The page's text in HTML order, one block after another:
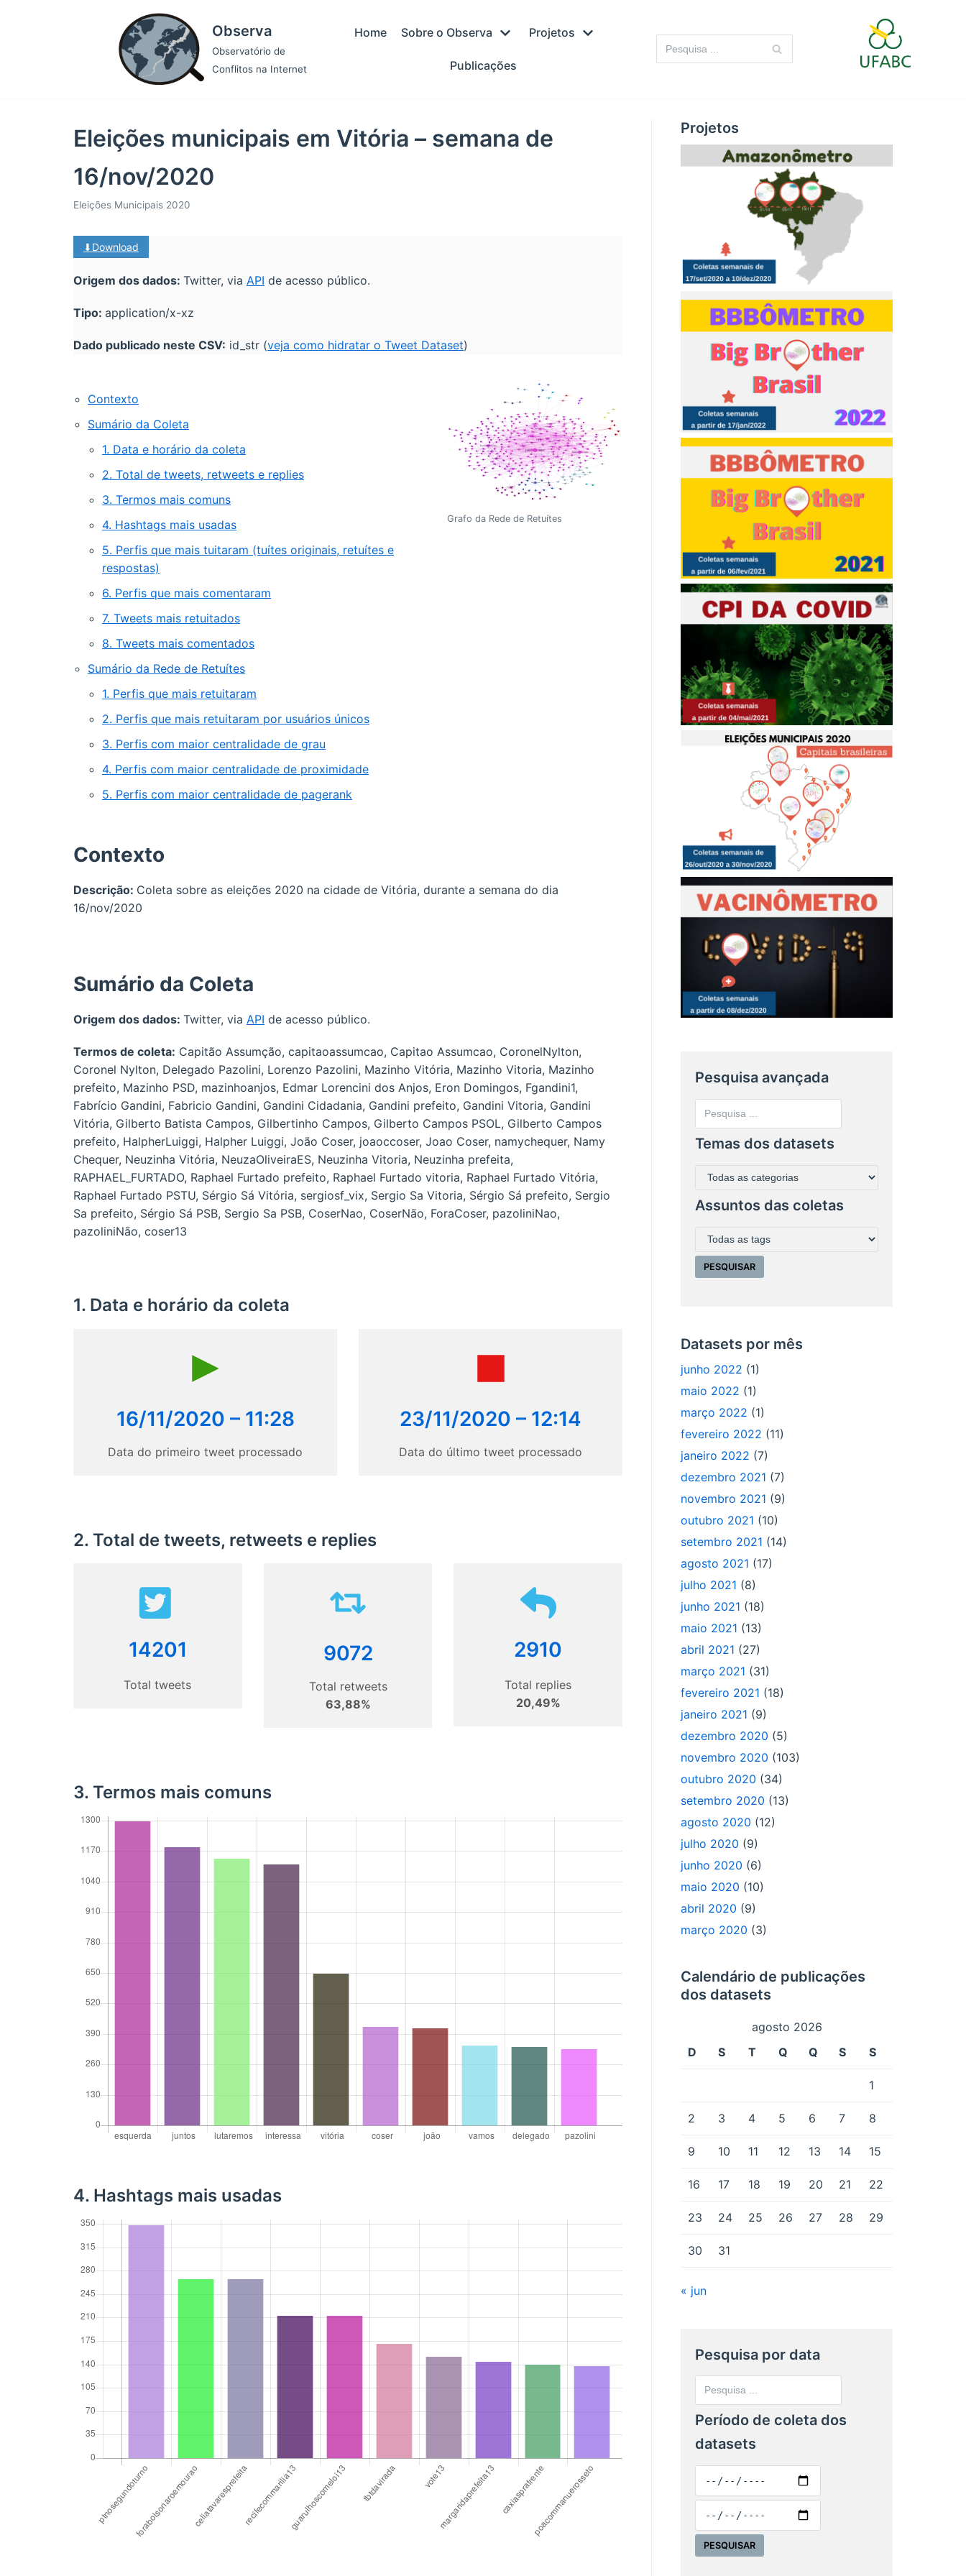
Observa
Observatório de
Conflitos na Internet
Home Sobre o Observa Projetos
Publicações
Eleições municipais em Vitória – semana de
16/nov/2020
Eleições Municipais 2020
⬇Download
Origem dos dados: Twitter, via API de acesso público.
Tipo: application/x-xz
Dado publicado neste CSV: id_str (veja como hidratar o Tweet Dataset)
Contexto
Sumário da Coleta
1. Data e horário da coleta
2. Total de tweets, retweets e replies
3. Termos mais comuns
4. Hashtags mais usadas
5. Perfis que mais tuitaram (tuítes originais, retuítes e
respostas)
6. Perfis que mais comentaram
7. Tweets mais retuitados
8. Tweets mais comentados
Sumário da Rede de Retuítes
1. Perfis que mais retuitaram
2. Perfis que mais retuitaram por usuários únicos
3. Perfis com maior centralidade de grau
4. Perfis com maior centralidade de proximidade
5. Perfis com maior centralidade de pagerank
Grafo da Rede de Retuítes
Contexto
Descrição: Coleta sobre as eleições 2020 na cidade de Vitória, durante a semana do dia
16/nov/2020
Sumário da Coleta
Origem dos dados: Twitter, via API de acesso público.
Termos de coleta: Capitão Assumção, capitaoassumcao, Capitao Assumcao, CoronelNylton,
Coronel Nylton, Delegado Pazolini, Lorenzo Pazolini, Mazinho Vitória, Mazinho Vitoria, Mazinho
prefeito, Mazinho PSD, mazinhoanjos, Edmar Lorencini dos Anjos, Eron Domingos, Fgandini1,
Fabrício Gandini, Fabricio Gandini, Gandini Cidadania, Gandini prefeito, Gandini Vitoria, Gandini
Vitória, Gilberto Batista Campos, Gilbertinho Campos, Gilberto Campos PSOL, Gilberto Campos
prefeito, HalpherLuiggi, Halpher Luiggi, João Coser, joaoccoser, Joao Coser, namychequer, Namy
Chequer, Neuzinha Vitória, NeuzaOliveiraES, Neuzinha Vitoria, Neuzinha prefeita,
RAPHAEL_FURTADO, Raphael Furtado prefeito, Raphael Furtado vitoria, Raphael Furtado Vitória,
Raphael Furtado PSTU, Sérgio Sá Vitória, sergiosf_vix, Sergio Sa Vitoria, Sérgio Sá prefeito, Sergio
Sa prefeito, Sérgio Sá PSB, Sergio Sa PSB, CoserNao, CoserNão, ForaCoser, pazoliniNao,
pazoliniNão, coser13
1. Data e horário da coleta
16/11/2020 – 11:28
Data do primeiro tweet processado
23/11/2020 – 12:14
Data do último tweet processado
2. Total de tweets, retweets e replies
14201
Total tweets
9072
Total retweets
63,88%
2910
Total replies
20,49%
3. Termos mais comuns
4. Hashtags mais usadas
Projetos
Pesquisa avançada
Temas dos datasets
Assuntos das coletas
Datasets por mês
junho 2022 (1)
maio 2022 (1)
março 2022 (1)
fevereiro 2022 (11)
janeiro 2022 (7)
dezembro 2021 (7)
novembro 2021 (9)
outubro 2021 (10)
setembro 2021 (14)
agosto 2021 (17)
julho 2021 (8)
junho 2021 (18)
maio 2021 (13)
abril 2021 (27)
março 2021 (31)
fevereiro 2021 (18)
janeiro 2021 (9)
dezembro 2020 (5)
novembro 2020 (103)
outubro 2020 (34)
setembro 2020 (13)
agosto 2020 (12)
julho 2020 (9)
junho 2020 (6)
maio 2020 (10)
abril 2020 (9)
março 2020 (3)
Calendário de publicações
dos datasets
agosto 2026
D
S T Q Q S S
1
2 3 4 5 6 7 8
9 10 11 12 13 14 15
16 17 18 19 20 21 22
23 24 25 26 27 28 29
30 31
« jun
Pesquisa por data
Período de coleta dos
datasets